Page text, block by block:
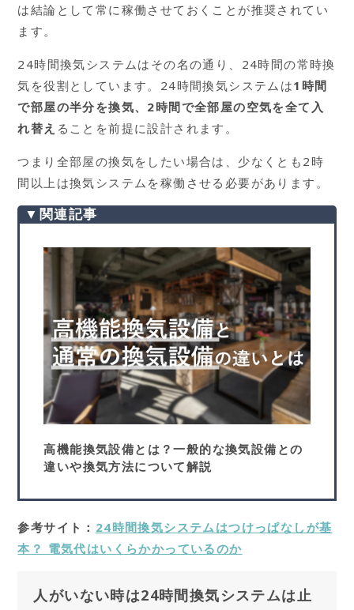
は結論として常に稼働させておくことが推奨されてい
ます。
24時間換気システムはその名の通り、24時間の常時換
気を役割としています。24時間換気システムは1時間
で部屋の半分を換気、2時間で全部屋の空気を全て入
れ替え ることを前提に設計されます。
つまり全部屋の換気をしたい場合は、少なくとも2時
間以上は換気システムを稼働させる必要があります。
▼関連記事
高機能換気設備とは？一般的な換気設備との
違いや換気方法について解説
参考サイト： 24時間換気システムはつけっぱなしが基
本？ 電気代はいくらかかっているのか
人がいない時は24時間換気システムは止